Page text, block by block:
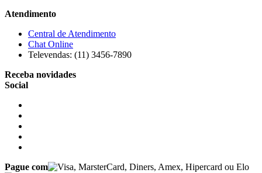
Atendimento
Central de Atendimento
Chat Online
Televendas: (11) 3456-7890
Receba novidades
Social
Pague com